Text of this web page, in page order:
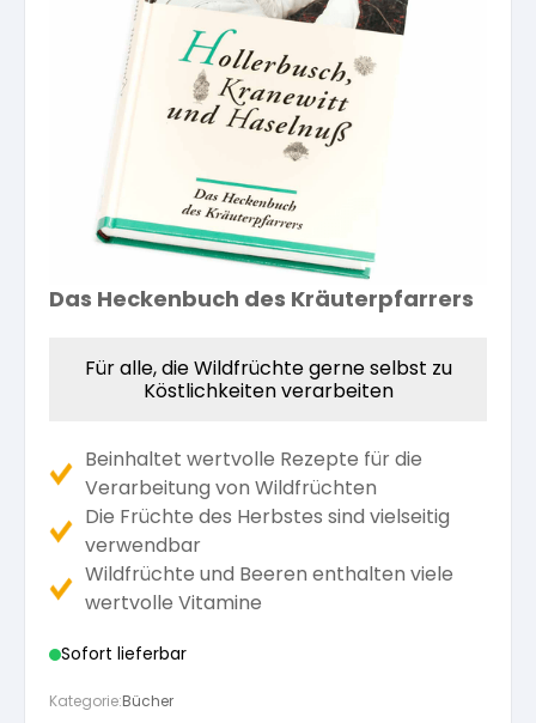
Gesundheit
Hautsalben
Kräuter-Auszüge
Bücher
Vereinsgründer Pfarrer Rauscher
Veranstaltungsberichte
Seminare mit Kräuterpfarrer Benedikt
Kräuterwanderungen
Kräuterpfarrer-Zentrum
Kloster- und Kräuterladen
Beratungsdienst
Freunde der Heilkräuter
Vereinsvorstellung
Vereinsvorteile
Unser Naturladen
Das Heckenbuch des Kräuterpfarrers
Für alle, die Wildfrüchte gerne selbst zu
Köstlichkeiten verarbeiten
Beinhaltet wertvolle Rezepte für die
Verarbeitung von Wildfrüchten
Die Früchte des Herbstes sind vielseitig
verwendbar
Wildfrüchte und Beeren enthalten viele
wertvolle Vitamine
Sofort lieferbar
Kategorie:Bücher